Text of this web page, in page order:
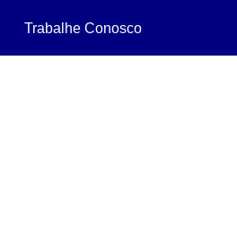
Trabalhe Conosco